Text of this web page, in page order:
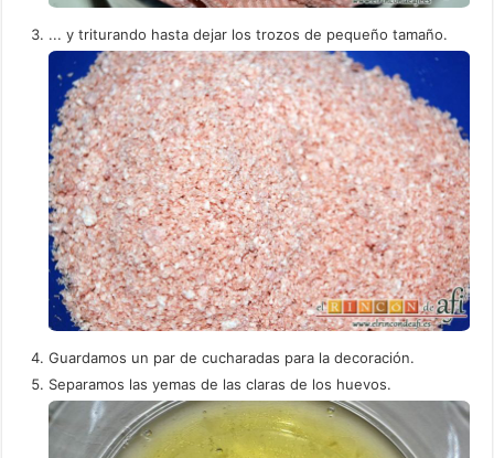
... y triturando hasta dejar los trozos de pequeño tamaño.
Guardamos un par de cucharadas para la decoración.
Separamos las yemas de las claras de los huevos.